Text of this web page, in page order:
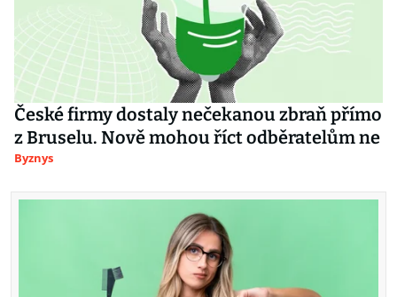
České firmy dostaly nečekanou zbraň přímo
z Bruselu. Nově mohou říct odběratelům ne
Byznys